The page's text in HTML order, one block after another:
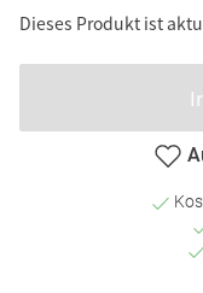
Dieses Produkt ist